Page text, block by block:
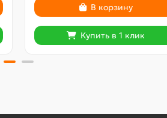
В корзину
Купить в 1 клик